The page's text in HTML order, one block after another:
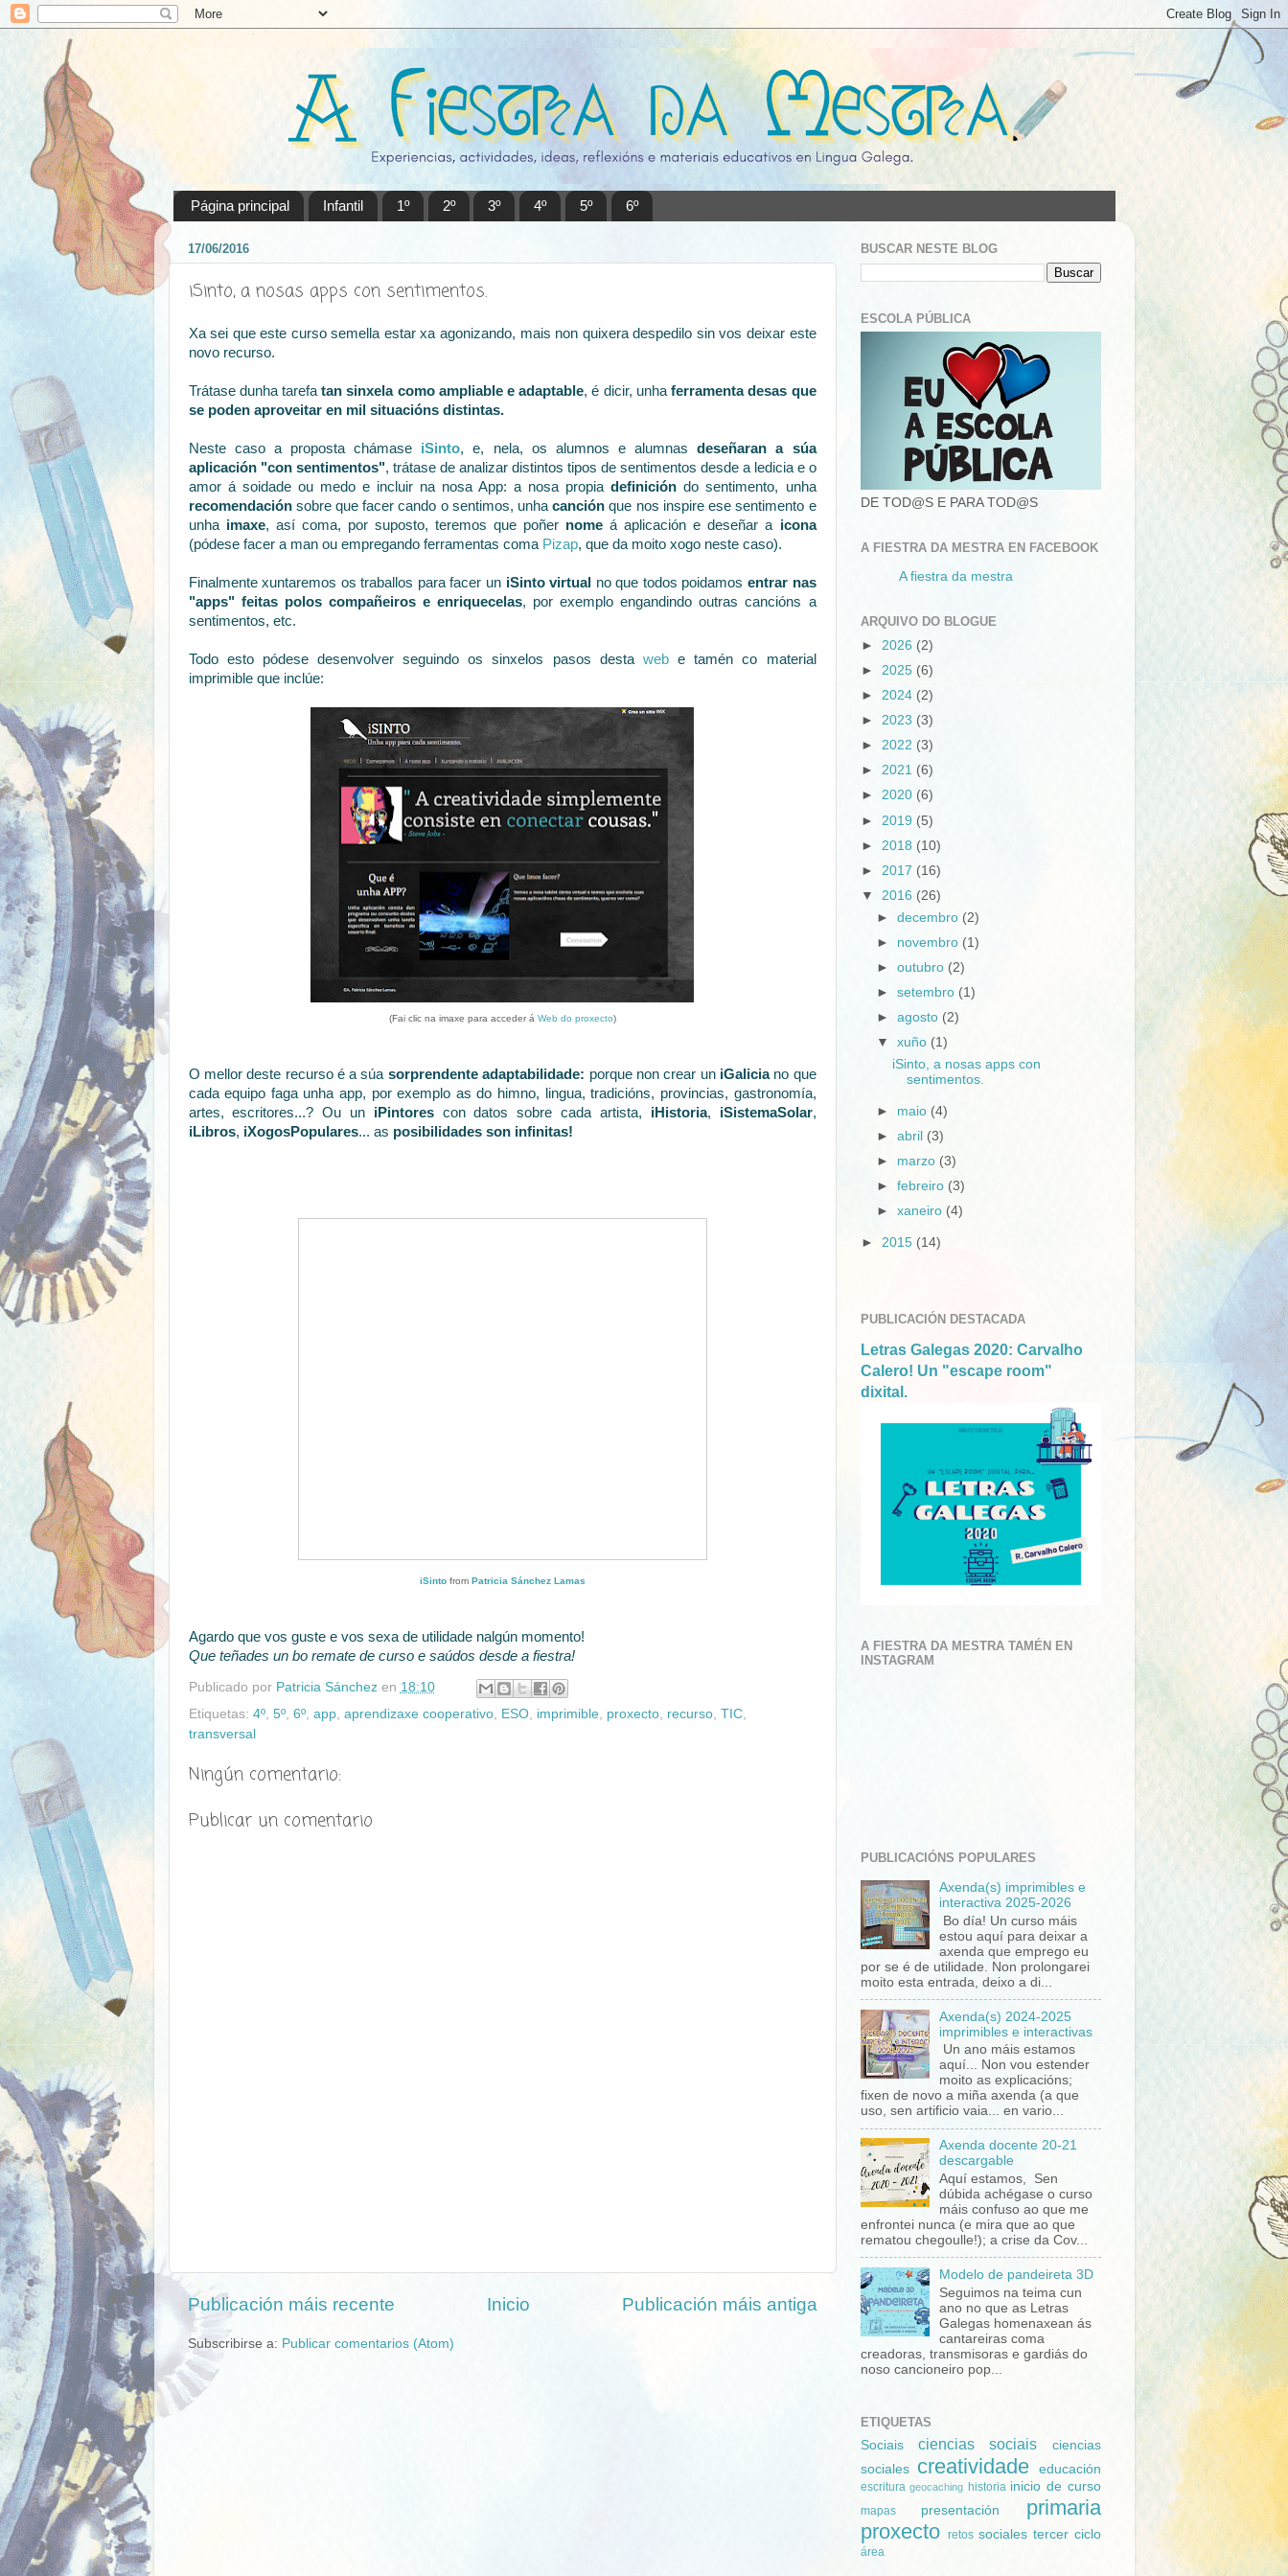
Página principal Infantil 1º 2º 3º 4º 5º 6º
17/06/2016
iSinto, a nosas apps con sentimentos.
Xa sei que este curso semella estar xa agonizando, mais non quixera despedilo sin vos deixar este
novo recurso.
Trátase dunha tarefatan sinxela como ampliable e adaptable, é dicir, unhaferramenta desas que
se poden aproveitar en mil situacións distintas.
Neste caso a proposta chámase iSinto, e, nela, os alumnos e alumnasdeseñaran a súa
aplicación "con sentimentos", trátase de analizar distintos tipos de sentimentos desde a ledicia e o
amor á soidade ou medo e incluir na nosa App: a nosa propiadefinición do sentimento, unha
recomendaciónsobre que facer cando o sentimos, unhacanción que nos inspire ese sentimento e
unha imaxe, así coma, por suposto, teremos que poñer nomeá aplicación e deseñar a icona
(pódese facer a man ou empregando ferramentas coma Pizap, que da moito xogo neste caso).
Finalmente xuntaremos os traballos para facer un iSinto virtual no que todos poidamos entrar nas
"apps" feitas polos compañeiros e enriquecelas, por exemplo engandindo outras cancións a
sentimentos, etc.
Todo esto pódese desenvolver seguindo os sinxelos pasos desta webe tamén co material
imprimible que inclúe:
(Fai clic na imaxe para acceder á Web do proxecto)
O mellor deste recurso é a súa sorprendente adaptabilidade: porque non crear un iGaliciano que
cada equipo faga unha app, por exemplo as do himno, lingua, tradicións, provincias, gastronomía,
artes, escritores...? Ou un iPintorescon datos sobre cada artista, iHistoria, iSistemaSolar,
iLibros, iXogosPopulares... as posibilidades son infinitas!
iSinto from Patricia Sánchez Lamas
Agardo que vos guste e vos sexa de utilidade nalgún momento!
Que teñades un bo remate de curso e saúdos desde a fiestra!
Publicado por Patricia Sánchez en 18:10
Etiquetas: 4º, 5º, 6º, app, aprendizaxe cooperativo, ESO, imprimible, proxecto, recurso, TIC,
transversal
Ningún comentario:
Publicar un comentario
Publicación máis recente Publicación máis antiga
Inicio
Subscribirse a: Publicar comentarios (Atom)
BUSCAR NESTE BLOG
ESCOLA PÚBLICA
DE TOD@S E PARA TOD@S
A FIESTRA DA MESTRA EN FACEBOOK
A fiestra da mestra
ARQUIVO DO BLOGUE
► 2026 (2)
► 2025 (6)
► 2024 (2)
► 2023 (3)
► 2022 (3)
► 2021 (6)
► 2020 (6)
► 2019 (5)
► 2018 (10)
► 2017 (16)
▼ 2016 (26)
► decembro (2)
► novembro (1)
► outubro (2)
► setembro (1)
► agosto (2)
▼ xuño (1)
iSinto, a nosas apps con
sentimentos.
► maio (4)
► abril (3)
► marzo (3)
► febreiro (3)
► xaneiro (4)
► 2015 (14)
PUBLICACIÓN DESTACADA
Letras Galegas 2020: Carvalho
Calero! Un "escape room"
dixital.
A FIESTRA DA MESTRA TAMÉN EN
INSTAGRAM
PUBLICACIÓNS POPULARES
Axenda(s) imprimibles e
interactiva 2025-2026
Bo día! Un curso máis
estou aquí para deixar a
axenda que emprego eu
por se é de utilidade. Non prolongarei
moito esta entrada, deixo a di...
Axenda(s) 2024-2025
imprimibles e interactivas
Un ano máis estamos
aquí... Non vou estender
moito as explicacións;
fixen de novo a miña axenda (a que
uso, sen artificio vaia... en vario...
Axenda docente 20-21
descargable
Aquí estamos, Sen
dúbida achégase o curso
máis confuso ao que me
enfrontei nunca (e mira que ao que
rematou chegoulle!); a crise da Cov...
Modelo de pandeireta 3D
Seguimos na teima cun
ano no que as Letras
Galegas homenaxean ás
cantareiras coma
creadoras, transmisoras e gardiás do
noso cancioneiro pop...
ETIQUETAS
Sociais
ciencias sociais
ciencias
sociales
creatividade educación
escritura geocaching historia inicio de curso
mapas presentación
primaria
proxecto
retos sociales tercer ciclo
área